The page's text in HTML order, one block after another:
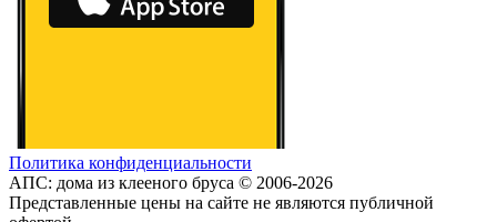
Политика конфиденциальности
АПС: дома из клееного бруса © 2006-2026
Представленные цены на сайте не являются публичной